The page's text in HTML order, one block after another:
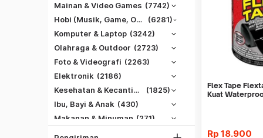
Mainan & Video Games (7742)
Hobi (Musik, Game, Otomotif, Dll)
(6281)
Komputer & Laptop (3242)
Olahraga & Outdoor (2723)
Foto & Videografi (2263)
Elektronik (2186)
Kesehatan & Kecantikan
(1825)
Ibu, Bayi & Anak (430)
Makanan & Minuman (271)
SiCepat REG
SiCepat BEST
SiCepat Gokil
SiCepat Halu
DKI Jakarta
Tangerang
Bekasi
Bogor
Flex Tape
Kuat
Rp 18.900